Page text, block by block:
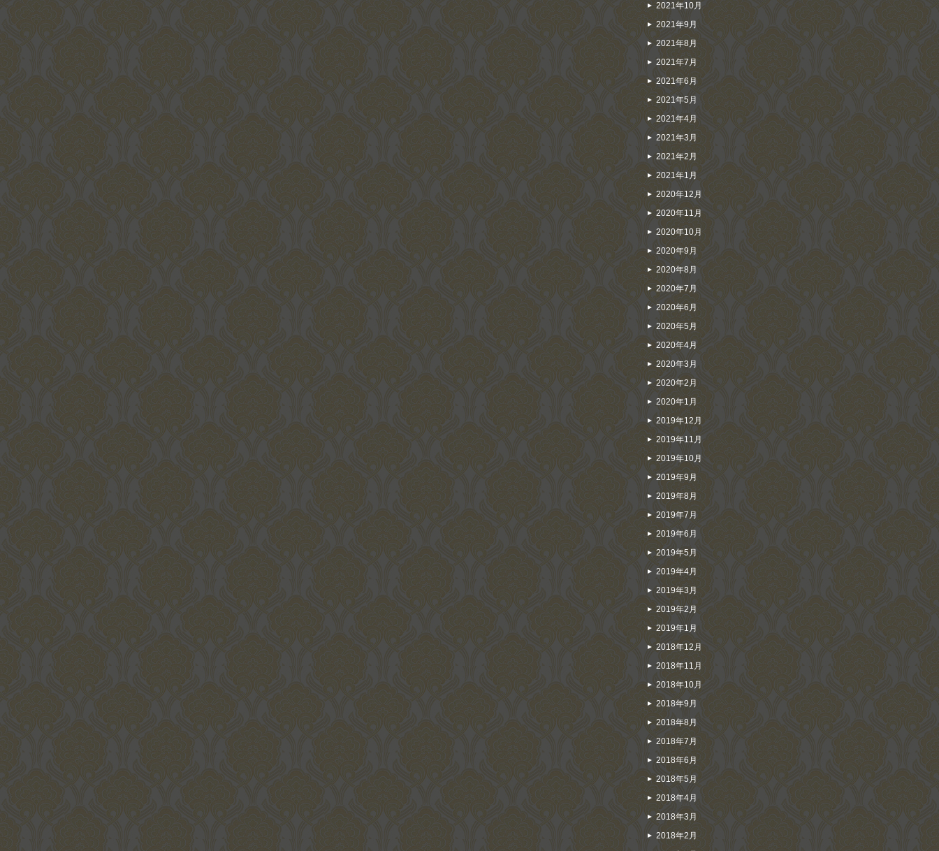
2021年10月
2021年9月
2021年8月
2021年7月
2021年6月
2021年5月
2021年4月
2021年3月
2021年2月
2021年1月
2020年12月
2020年11月
2020年10月
2020年9月
2020年8月
2020年7月
2020年6月
2020年5月
2020年4月
2020年3月
2020年2月
2020年1月
2019年12月
2019年11月
2019年10月
2019年9月
2019年8月
2019年7月
2019年6月
2019年5月
2019年4月
2019年3月
2019年2月
2019年1月
2018年12月
2018年11月
2018年10月
2018年9月
2018年8月
2018年7月
2018年6月
2018年5月
2018年4月
2018年3月
2018年2月